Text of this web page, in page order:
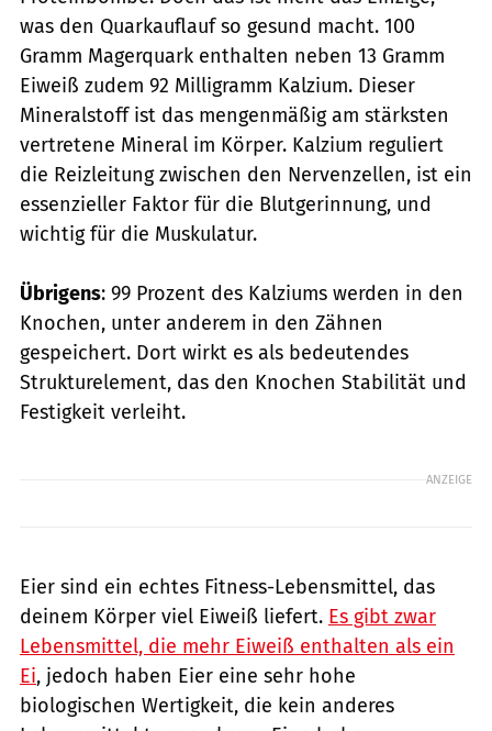
was den Quarkauflauf so gesund macht. 100
Gramm Magerquark enthalten neben 13 Gramm
Eiweiß zudem 92 Milligramm Kalzium. Dieser
Mineralstoff ist das mengenmäßig am stärksten
vertretene Mineral im Körper. Kalzium reguliert
die Reizleitung zwischen den Nervenzellen, ist ein
essenzieller Faktor für die Blutgerinnung, und
wichtig für die Muskulatur.
Übrigens: 99 Prozent des Kalziums werden in den
Knochen, unter anderem in den Zähnen
gespeichert. Dort wirkt es als bedeutendes
Strukturelement, das den Knochen Stabilität und
Festigkeit verleiht.
ANZEIGE
Eier sind ein echtes Fitness-Lebensmittel, das
deinem Körper viel Eiweiß liefert. Es gibt zwar
Lebensmittel, die mehr Eiweiß enthalten als ein
Ei, jedoch haben Eier eine sehr hohe
biologischen Wertigkeit, die kein anderes